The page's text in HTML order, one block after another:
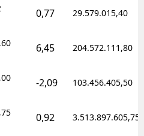
0,77 29.579.015,40
6,45 204.572.111,80
-2,09 103.456.405,50
0,92 3.513.897.605,75